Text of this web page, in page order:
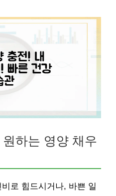
하는 영양 채우
로 힘드시거나, 바쁜 일